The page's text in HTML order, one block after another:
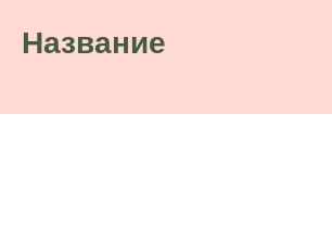
Название